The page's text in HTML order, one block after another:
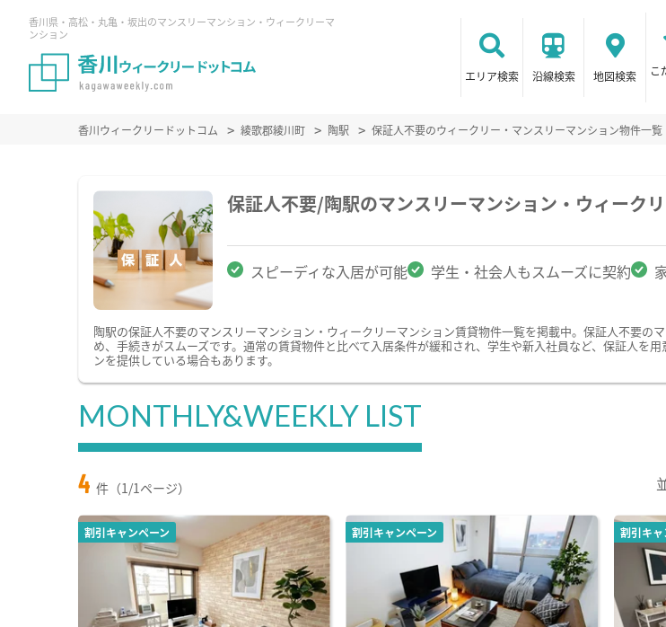
香川県・高松・丸亀・坂出のマンスリーマンション・ウィークリーマ
ンション
エリア検索 沿線検索 地図検索 こ
香川ウィークリードットコム 綾歌郡綾川町 陶駅 保証人不要のウィークリー・マンスリーマンション物件一覧
保証人不要/陶駅のマンスリーマンション・ウィーク
スピーディな入居が可能 学生・社会人もスムーズに契約
陶駅の保証人不要のマンスリーマンション・ウィークリーマンション賃貸物件一覧を掲載中。保証人不要
め、手続きがスムーズです。通常の賃貸物件と比べて入居条件が緩和され、学生や新入社員など、保証人を
ンを提供している場合もあります。
MONTHLY&WEEKLY LIST
4 件（1/1ページ）
割引キャンペーン 割引キャンペーン 割引キャ